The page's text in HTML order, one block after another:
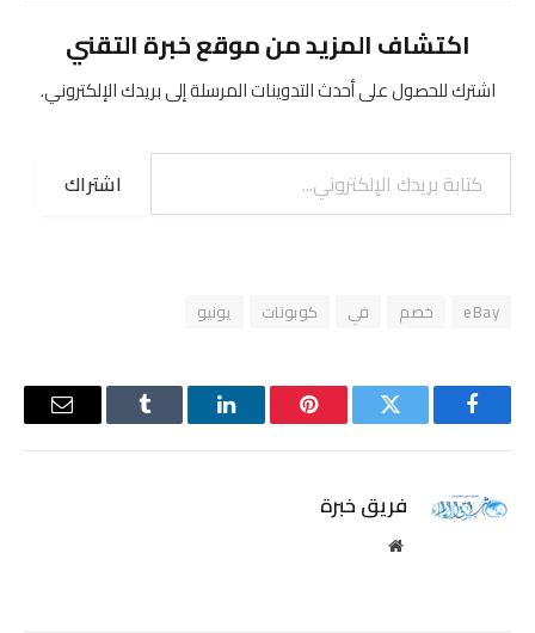
اكتشاف المزيد من موقع خبرة التقني
اشترك للحصول على أحدث التدوينات المرسلة إلى بريدك الإلكتروني.
كتابة بريدك الإلكتروني...
اشتراك
eBay خصم في كوبونات يونيو
فيسبوك تويتر بينتيريستلينكدإن Tumblr
البريد
فريق خبرة
موقع